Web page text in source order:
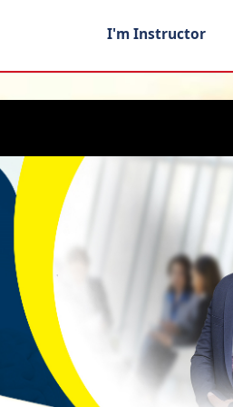
I'm Instructor